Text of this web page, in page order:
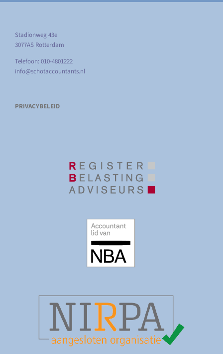
Stadionweg 43e
3077AS Rotterdam
Telefoon: 010-4801222
info@schotaccountants.nl
PRIVACYBELEID